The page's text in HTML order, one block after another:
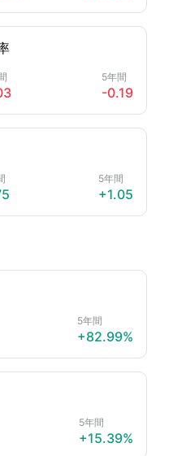
5年間
-0.19
5年間
+1.05
5年間
+82.99%
5年間
+15.39%